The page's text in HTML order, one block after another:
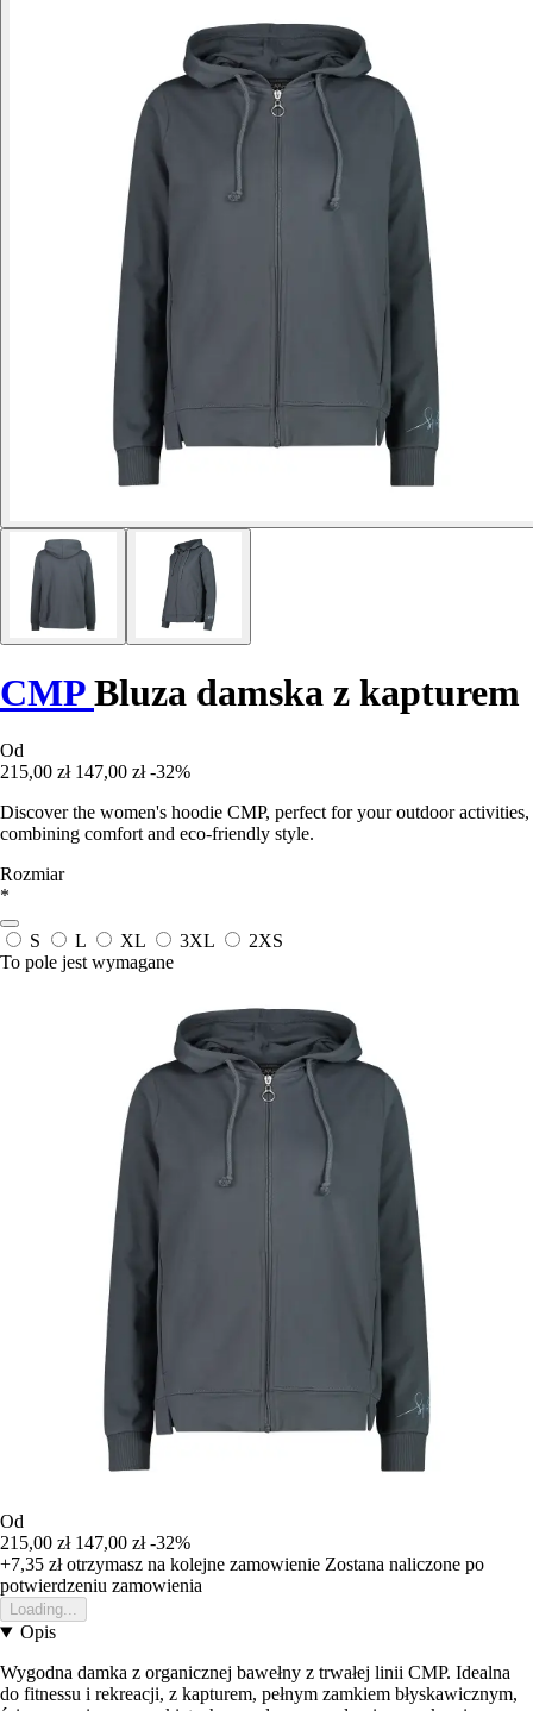
CMPBluza damska z kapturem
Od
215,00 zł 147,00 zł -32%
Discover the women's hoodie CMP, perfect for your outdoor activities,
combining comfort and eco-friendly style.
Rozmiar
*
S L XL 3XL
2XS
To pole jest wymagane
Od
215,00 zł 147,00 zł -32%
+7,35 złotrzymasz na kolejne zamowienie Zostana naliczone po
potwierdzeniu zamowienia
Loading...
Opis
Wygodna damka z organicznej bawełny z trwałej linii CMP. Idealna
do fitnessu i rekreacji, z kapturem, pełnym zamkiem błyskawicznym,